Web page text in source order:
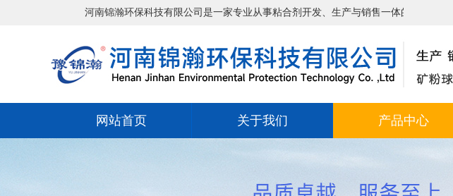
河南锦瀚环保科技有限公司是一家专业从事粘合剂开发、生产与销售一体的企业，公司遵循“为人
网站首页 关于我们 产品中心